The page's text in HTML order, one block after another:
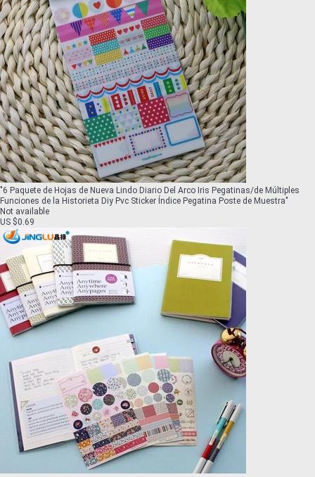
"6 Paquete de Hojas de Nueva Lindo Diario Del Arco Iris Pegatinas/de Múltiples
Funciones de la Historieta Diy Pvc Sticker Índice Pegatina Poste de Muestra"
Not available
US $0.69